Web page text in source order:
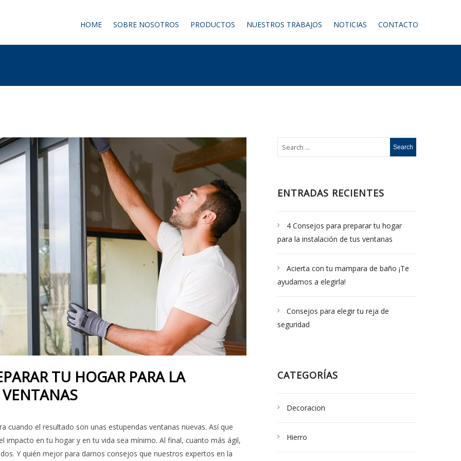
HOME SOBRE NOSOTROS PRODUCTOS NUESTROS TRABAJOS NOTICIAS CONTACTO
TU HOGAR PARA LA
cuando el resultado son unas estupendas ventanas nuevas. Así que
impacto en tu hogar y en tu vida sea mínimo. Al final, cuanto más ágil,
Y quién mejor para darnos consejos que nuestros expertos en la
ENTRADAS RECIENTES
4 Consejos para preparar tu hogar
para la instalación de tus ventanas
Acierta con tu mampara de baño ¡Te
ayudamos a elegirla!
Consejos para elegir tu reja de
seguridad
CATEGORÍAS
Decoracion
Hierro